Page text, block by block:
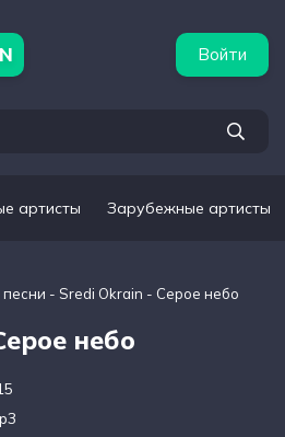
Войти
артисты Зарубежные артисты
- Sredi Okrain - Серое небо
небо
подборки